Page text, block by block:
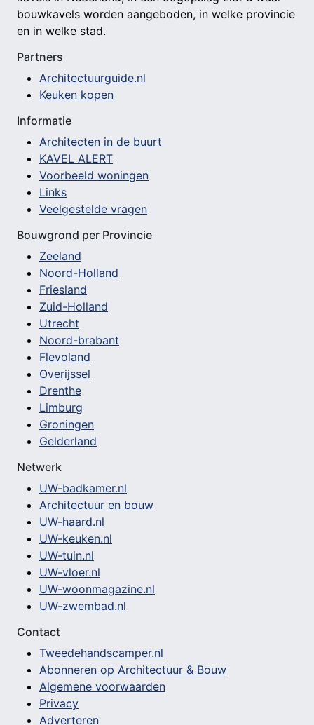
bouwkavels worden aangeboden, in welke provincie
en in welke stad.
Partners
Architectuurguide.nl
Keuken kopen
Informatie
Architecten in de buurt
KAVEL ALERT
Voorbeeld woningen
Links
Veelgestelde vragen
Bouwgrond per Provincie
Zeeland
Noord-Holland
Friesland
Zuid-Holland
Utrecht
Noord-brabant
Flevoland
Overijssel
Drenthe
Limburg
Groningen
Gelderland
Netwerk
UW-badkamer.nl
Architectuur en bouw
UW-haard.nl
UW-keuken.nl
UW-tuin.nl
UW-vloer.nl
UW-woonmagazine.nl
UW-zwembad.nl
Contact
Tweedehandscamper.nl
Abonneren op Architectuur & Bouw
Algemene voorwaarden
Privacy
Adverteren